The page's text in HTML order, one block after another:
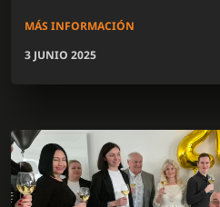
MÁS INFORMACIÓN
3 JUNIO 2025